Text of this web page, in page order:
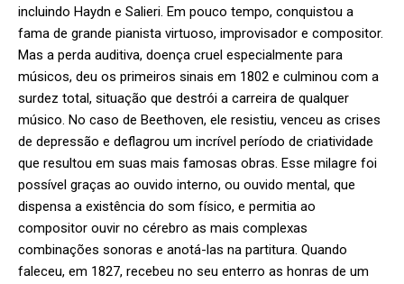
incluindo Haydn e Salieri. Em pouco tempo, conquistou a
fama de grande pianista virtuoso, improvisador e compositor.
Mas a perda auditiva, doença cruel especialmente para
músicos, deu os primeiros sinais em 1802 e culminou com a
surdez total, situação que destrói a carreira de qualquer
músico. No caso de Beethoven, ele resistiu, venceu as crises
de depressão e deflagrou um incrível período de criatividade
que resultou em suas mais famosas obras. Esse milagre foi
possível graças ao ouvido interno, ou ouvido mental, que
dispensa a existência do som físico, e permitia ao
compositor ouvir no cérebro as mais complexas
combinações sonoras e anotá-las na partitura. Quando
faleceu, em 1827, recebeu no seu enterro as honras de um